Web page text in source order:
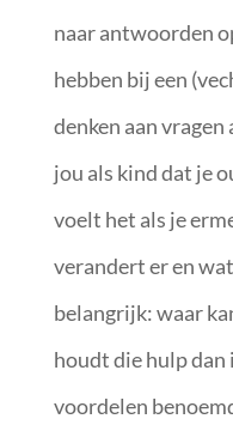
naar antwoorden
hebben bij een
denken aan
jou als kind dat je
voelt het als je
verandert er en
belangrijk: waar
houdt die hulp dan
voordelen